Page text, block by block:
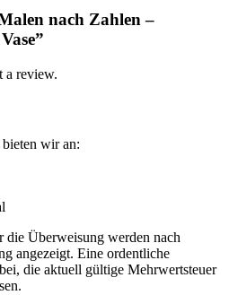
nach Zahlen –
a review.
wir an:
die Überweisung werden nach
angezeigt. Eine ordentliche
die aktuell gültige Mehrwertsteuer